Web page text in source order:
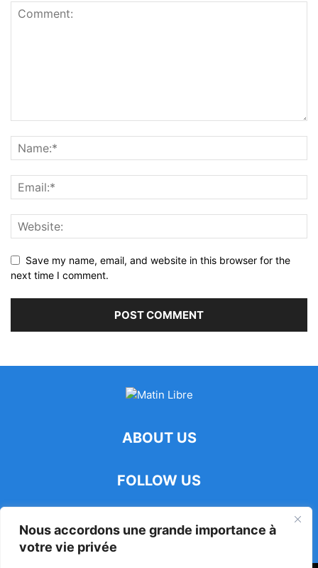
Nous accordons une grande importance à
votre vie privée
Save my name, email, and website in this browser for the
next time I comment.
ABOUT US
FOLLOW US